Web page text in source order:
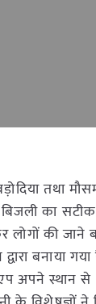
तथा
बिजली का
की जाने
द्वारा
एप अपने स्थान